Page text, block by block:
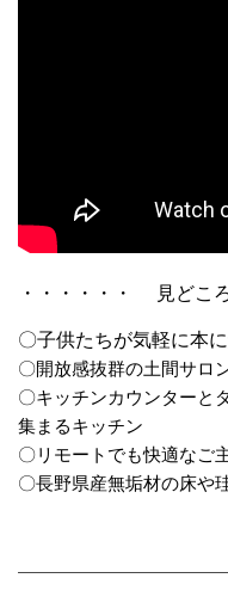
・・・・・・ 見どこ
〇子供たちが気軽に本
〇開放感抜群の土間サロ
〇キッチンカウンターと
集まるキッチン
〇リモートでも快適なご
〇長野県産無垢材の床や